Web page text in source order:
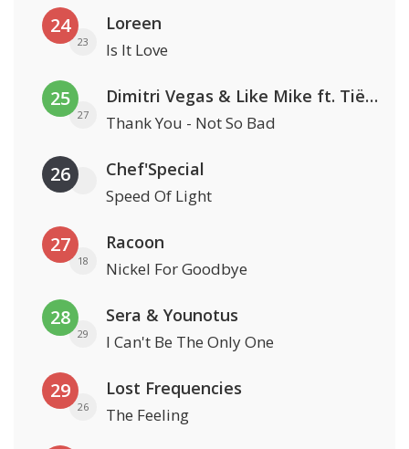
24
23
Loreen
Is It Love
25
27
Dimitri Vegas & Like Mike ft. Tiësto, W&W & Dido
Thank You - Not So Bad
26 Chef'Special
Speed Of Light
27
18
Racoon
Nickel For Goodbye
28
29
Sera & Younotus
I Can't Be The Only One
29
26
Lost Frequencies
The Feeling